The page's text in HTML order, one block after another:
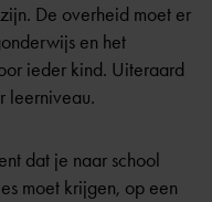
De overheid moet er
en het
ieder kind. Uiteraard
leerniveau.
dat je naar school
moet krijgen, op een